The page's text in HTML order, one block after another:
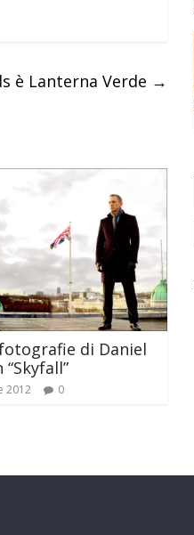
è Lanterna Verde →
di Daniel
2012 0